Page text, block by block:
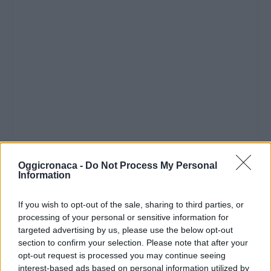
Oggicronaca - Do Not Process My Personal
Information
If you wish to opt-out of the sale, sharing to third parties, or
processing of your personal or sensitive information for
targeted advertising by us, please use the below opt-out
section to confirm your selection. Please note that after your
opt-out request is processed you may continue seeing
interest-based ads based on personal information utilized by